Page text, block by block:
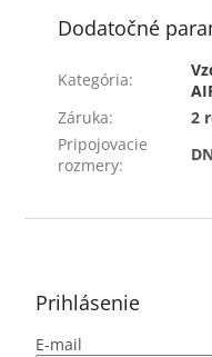
Dodatočné
Kategória:
Záruka:
2
Pripojovacie
rozmery:
Prihlásenie
E-mail